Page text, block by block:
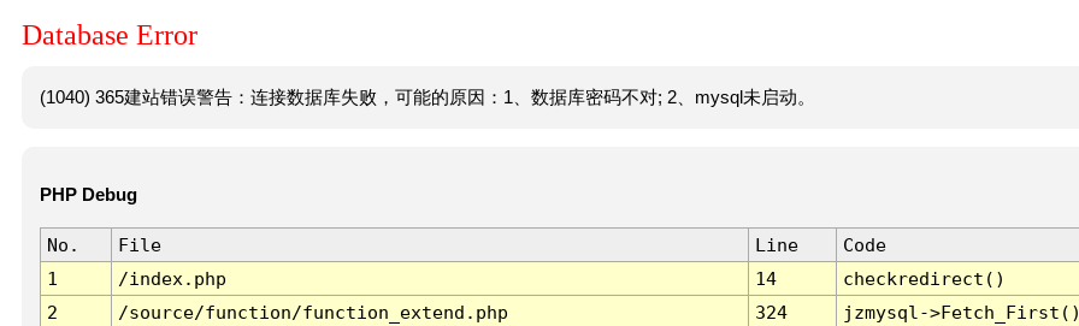
Database Error
(1040) 365建站错误警告：连接数据库失败，可能的原因：1、数据库密码不对; 2、mysql未启动。
PHP Debug
No. File Line
Code
1
/index.php 14
checkredirect()
2
/source/function/function_extend.php 324
jzmysql-